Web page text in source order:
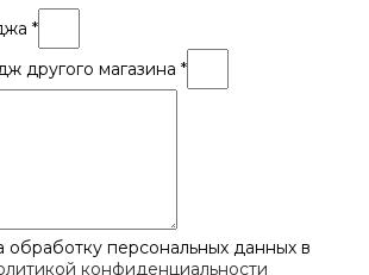
*
другого магазина *
обработку персональных данных в
конфиденциальности